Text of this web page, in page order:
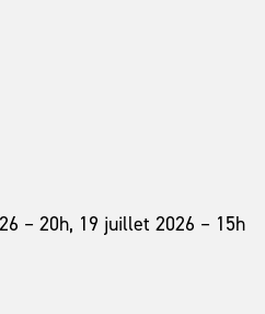
– 20h, 19 juillet 2026 – 15h